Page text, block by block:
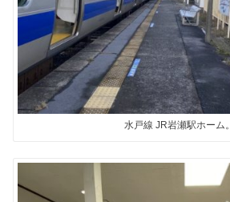
水戸線 JR岩瀬駅ホーム。